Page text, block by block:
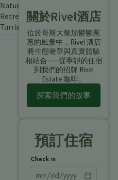
Natur-
Retreat
Turrialba
關於Rivel酒店
位於哥斯大黎加鬱鬱蔥
蔥的風景中，Rivel 酒店
將生態奢華與真實體驗
相結合——從寧靜的住宿
到我們的招牌 Rivel
Estate 咖啡。
探索我們的故事
預訂住宿
Check in